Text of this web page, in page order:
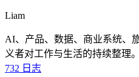
Liam
AI、产品、数据、商业系统、
义者对工作与生活的持续整理。
732 日志